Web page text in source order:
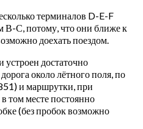
терминалов D-E-F
В-С, потому, что они ближе к
доехать поездом.
достаточно
около лётного поля, по
и маршрутки, при
том месте постоянно
(без пробок возможно